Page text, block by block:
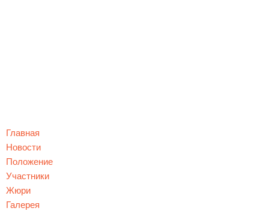
Главная
Новости
Положение
Участники
Жюри
Галерея